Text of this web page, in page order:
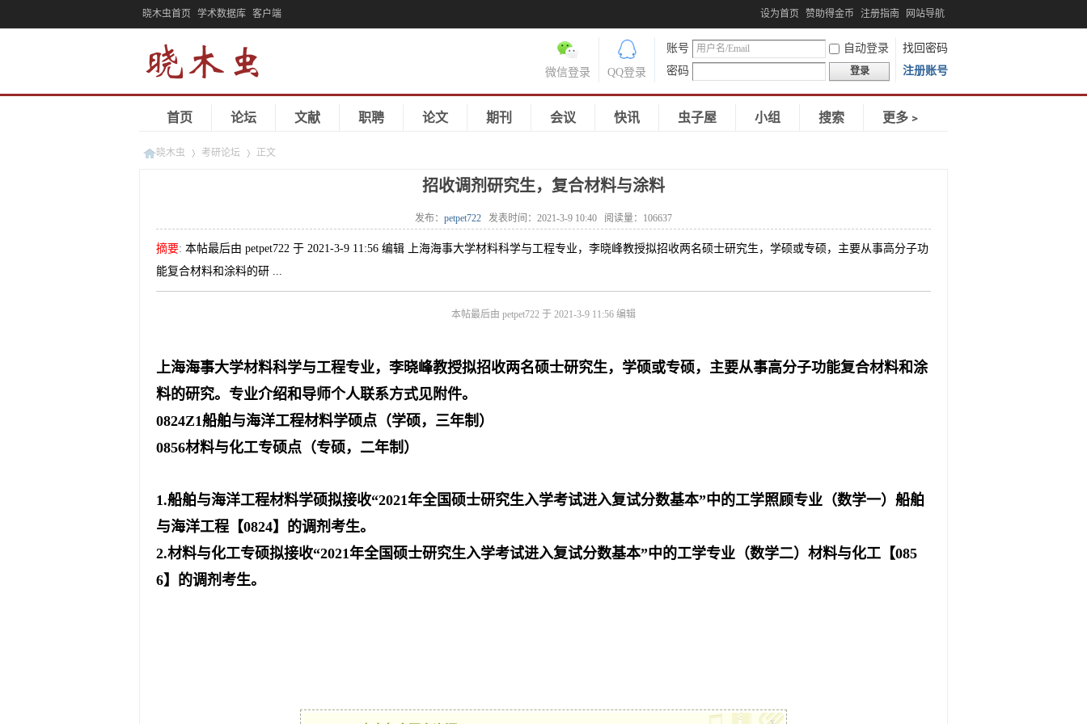
晓木虫首页 学术数据库 客户端 设为首页 赞助得金币 注册指南 网站导航
账号 自动登录
找回密码
密码
登录 注册账号
QQ登录
微信登录
首页 论坛 文献 职聘 论文 期刊 会议 快讯 虫子屋 小组 搜索 更多﹥
晓木虫 考研论坛 正文
招收调剂研究生，复合材料与涂料
发布： petpet722 发表时间： 2021-3-9 10:40 阅读量： 106637
摘要: 本帖最后由 petpet722 于 2021-3-9 11:56 编辑 上海海事大学材料科学与工程专业，李晓峰教授拟招收两名硕士研究生，学硕或专硕，主要从事高分子功
能复合材料和涂料的研 ...
本帖最后由 petpet722 于 2021-3-9 11:56 编辑
上海海事大学材料科学与工程专业，李晓峰教授拟招收两名硕士研究生，学硕或专硕，主要从事高分子功能复合材料和涂
料的研究。专业介绍和导师个人联系方式见附件。
0824Z1船舶与海洋工程材料学硕点（学硕，三年制）
0856材料与化工专硕点（专硕，二年制）
1.船舶与海洋工程材料学硕拟接收“2021年全国硕士研究生入学考试进入复试分数基本”中的工学照顾专业（数学一）船舶
与海洋工程 【0824】
的调剂考生。
2.材料与化工专硕拟接收“2021年全国硕士研究生入学考试进入复试分数基本”中的工学专业（数学二）材料与化工 【085
6】
的调剂考生。
x